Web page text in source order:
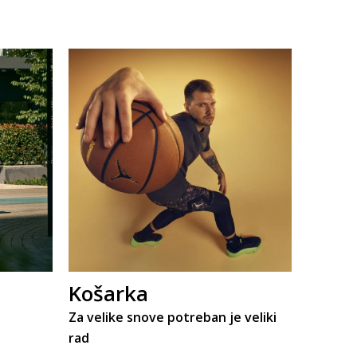
Košarka
Za velike snove potreban je veliki
rad